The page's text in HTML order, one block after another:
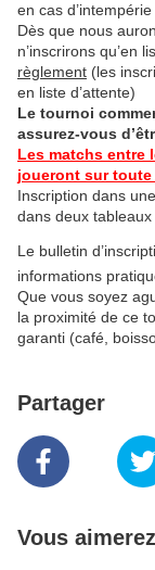
en cas
Dès que nous
n’inscrirons qu’en
règlement (les
en liste d’attente)
Le tournoi
assurez-vous
Les matchs entre
joueront sur toute
Inscription dans
dans deux
Le bulletin
informations
Que vous soyez
la proximité de ce
garanti (café,
Partager
Vous